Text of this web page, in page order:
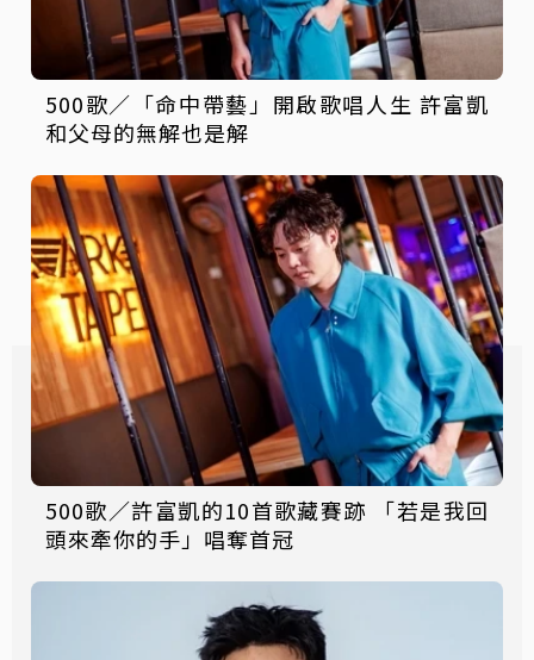
500歌／「命中帶藝」開啟歌唱人生 許富凱
和父母的無解也是解
500歌／許富凱的10首歌藏賽跡 「若是我回
頭來牽你的手」唱奪首冠